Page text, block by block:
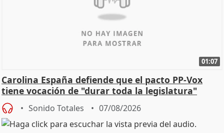
01:07
Carolina España defiende que el pacto PP-Vox
tiene vocación de "durar toda la legislatura"
Sonido Totales 07/08/2026